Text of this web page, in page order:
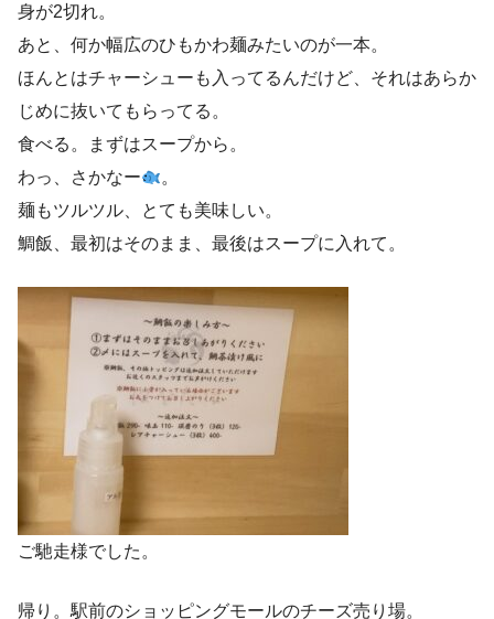
身が2切れ。
あと、何か幅広のひもかわ麺みたいのが一本。
ほんとはチャーシューも入ってるんだけど、それはあらか
じめに抜いてもらってる。
食べる。まずはスープから。
わっ、さかなー
。
麺もツルツル、とても美味しい。
鯛飯、最初はそのまま、最後はスープに入れて。
ご馳走様でした。
帰り。駅前のショッピングモールのチーズ売り場。